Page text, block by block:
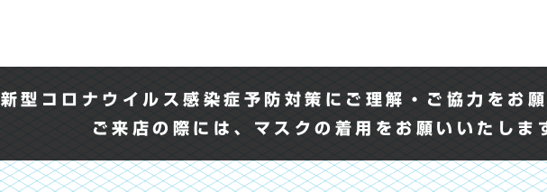
新型コロナウイルス感染症予防対策にご理解・ご協力をお
ご来店の際には、マスクの着用をお願いいたし